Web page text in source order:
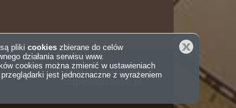
projekt i wykonanie
https://itpstudio.pl
Zamknij
pliki cookies zbierane do celów
działania serwisu www.
cookies można zmienić w ustawieniach
jest jednoznaczne z wyrażeniem